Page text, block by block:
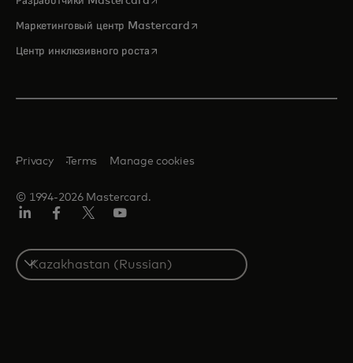
Маркетинговый центр Mastercardopens in a new tab
Центр инклюзивного ростаopens in a new tab
© 1994-2026 Mastercard.
Privacy Terms Manage cookies
Select
a
country